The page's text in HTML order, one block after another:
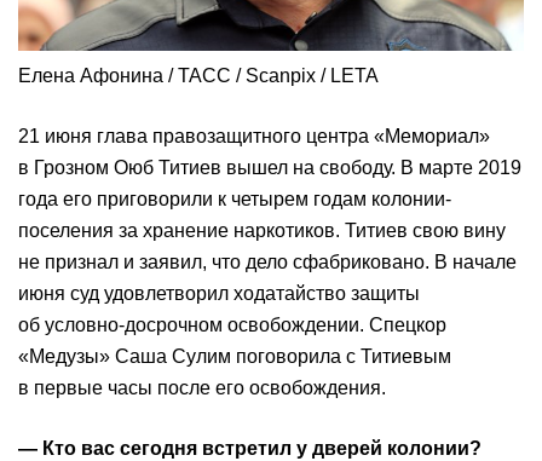
Елена Афонина / ТАСС / Scanpix / LETA
21 июня глава правозащитного центра «Мемориал»
в Грозном Оюб Титиев вышел на свободу. В марте 2019
года его приговорили к четырем годам колонии-
поселения за хранение наркотиков. Титиев свою вину
не признал и заявил, что дело сфабриковано. В начале
июня суд удовлетворил ходатайство защиты
об условно-досрочном освобождении. Спецкор
«Медузы» Саша Сулим поговорила с Титиевым
в первые часы после его освобождения.
— Кто вас сегодня встретил у дверей колонии?